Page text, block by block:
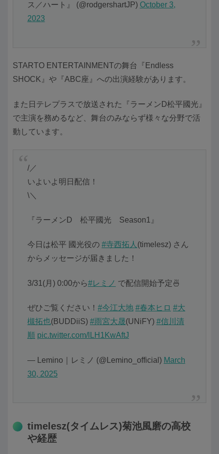
ス／ハート』 (@rodgershartJP) October 3,
2023
STARTO ENTERTAINMENTの舞台『Endless
SHOCK』や『ABC座』への出演経験があります。
また日テレプラスで放送された『ラーメンD松平國光』
で主演を務めるなど、舞台のみならず様々な分野で活
動しています。
/／
いよいよ明日配信！
\＼
『ラーメンD 松平國光 Season1』
今日は松平 國光役の #寺西拓人 (timelesz) さん
からメッセージが届きました！
3/31(月) 0:00から#レミノ で配信開始予定🍜
ぜひご覧ください！ #今江大地 #春本ヒロ #大
槻拓也(BUDDiiS) #雨宮大晟(UNiFY) #信川清
順 pic.twitter.com/lLH1KwAftJ
— Lemino｜レミノ (@Lemino_official) March
30, 2025
timelesz(タイムレス)菊池風磨の高校
や経歴